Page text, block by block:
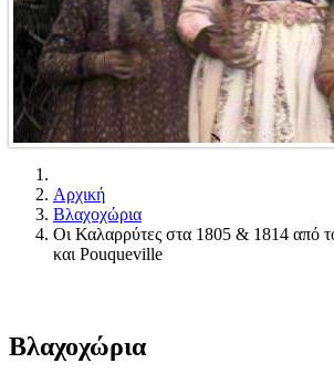
Αρχική
Βλαχοχώρια
Οι Καλαρρύτες στα 1805 & 1814 από
και Pouqueville
Βλαχοχώρια